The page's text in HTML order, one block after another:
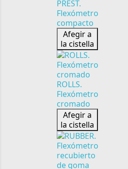
PREST.
Flexómetro
compacto
Afegir a
la cistella
ROLLS.
Flexómetro
cromado
Afegir a
la cistella